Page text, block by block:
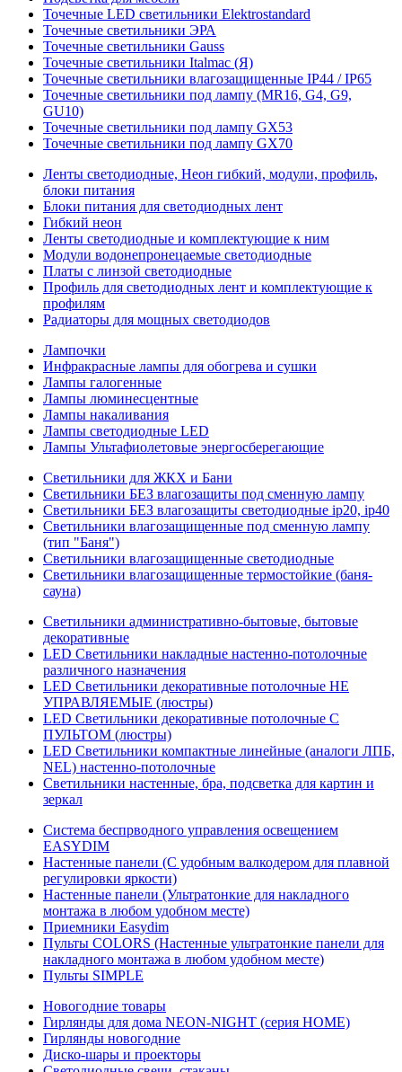
Точечные LED светильники Elektrostandard
Точечные светильники ЭРА
Точечные светильники Gauss
Точечные светильники Italmac (Я)
Точечные светильники влагозащищенные IP44 / IP65
Точечные светильники под лампу (MR16, G4, G9,
GU10)
Точечные светильники под лампу GX53
Точечные светильники под лампу GX70
Ленты светодиодные, Неон гибкий, модули, профиль,
блоки питания
Блоки питания для светодиодных лент
Гибкий неон
Ленты светодиодные и комплектующие к ним
Модули водонепронецаемые светодиодные
Платы с линзой светодиодные
Профиль для светодиодных лент и комплектующие к
профилям
Радиаторы для мощных светодиодов
Лампочки
Инфракрасные лампы для обогрева и сушки
Лампы галогенные
Лампы люминесцентные
Лампы накаливания
Лампы светодиодные LED
Лампы Ультафиолетовые энергосберегающие
Светильники для ЖКХ и Бани
Светильники БЕЗ влагозащиты под сменную лампу
Светильники БЕЗ влагозащиты светодиодные ip20, ip40
Светильники влагозащищенные под сменную лампу
(тип "Баня")
Светильники влагозащищенные светодиодные
Светильники влагозащищенные термостойкие (баня-
сауна)
Светильники административно-бытовые, бытовые
декоративные
LED Cветильники накладные настенно-потолочные
различного назначения
LED Светильники декоративные потолочные НЕ
УПРАВЛЯЕМЫЕ (люстры)
LED Светильники декоративные потолочные С
ПУЛЬТОМ (люстры)
LED Светильники компактные линейные (аналоги ЛПБ,
NEL) настенно-потолочные
Светильники настенные, бра, подсветка для картин и
зеркал
Система беспрводного управления освещением
EASYDIM
Настенные панели (С удобным валкодером для плавной
регулировки яркости)
Настенные панели (Ультратонкие для накладного
монтажа в любом удобном месте)
Приемники Easydim
Пульты COLORS (Настенные ультратонкие панели для
накладного монтажа в любом удобном месте)
Пульты SIMPLE
Новогодние товары
Гирлянды для дома NEON-NIGHT (серия HOME)
Гирлянды новогодние
Диско-шары и проекторы